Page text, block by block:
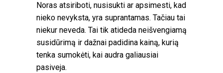
Noras atsiriboti, nusisukti ar apsimesti, kad
nieko nevyksta, yra suprantamas. Tačiau tai
niekur neveda. Tai tik atideda neišvengiamą
susidūrimą ir dažnai padidina kainą, kurią
tenka sumokėti, kai audra galiausiai
pasiveja.